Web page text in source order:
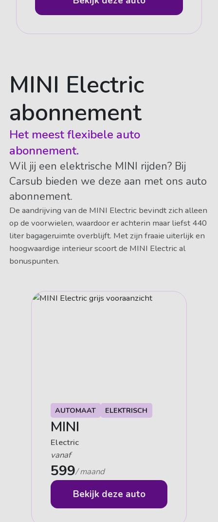
AUTOMAAT ELEKTRISCH
MINI
Electric
vanaf
599/ maand
Bekijk deze auto
MINI Electric
abonnement
Het meest flexibele auto
abonnement.
Wil jij een elektrische MINI rijden? Bij
Carsub bieden we deze aan met ons auto
abonnement.
De aandrijving van de MINI Electric bevindt zich alleen
op de voorwielen, waardoor er achterin maar liefst 440
liter bagageruimte overblijft. Met zijn fraaie uiterlijk en
hoogwaardige interieur scoort de MINI Electric al
bonuspunten.